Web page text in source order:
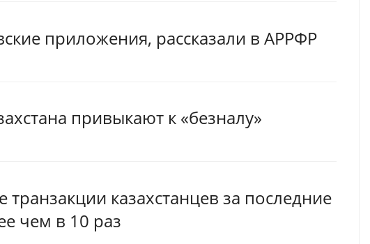
приложения, рассказали в АРРФР
привыкают к «безналу»
казахстанцев за последние
чем в 10 раз